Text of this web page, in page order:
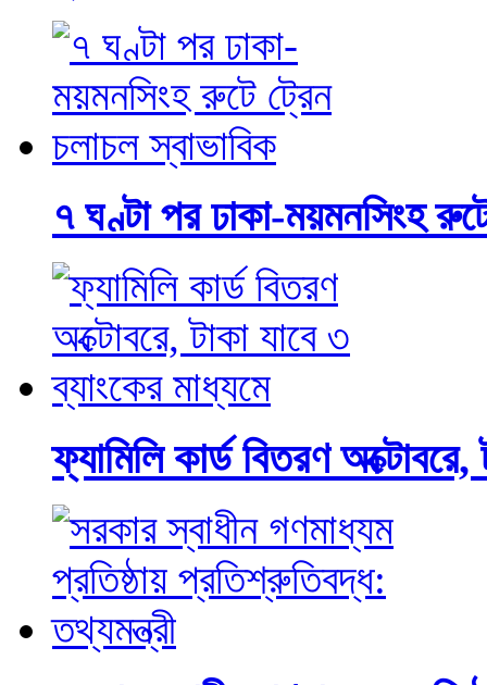
৭ ঘণ্টা পর ঢাকা-ময়মনসিংহ
ফ্যামিলি কার্ড বিতরণ অক্টোবরে,